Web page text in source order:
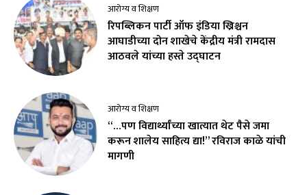
आरोग्य व शिक्षण
रिपब्लिकन पार्टी ऑफ इंडिया ख्रिश्चन
आघाडीच्या दोन शाखेचे केंद्रीय मंत्री रामदास
आठवले यांच्या हस्ते उद्घाटन
आरोग्य व शिक्षण
“…पण विद्यार्थ्यांच्या खात्यात थेट पैसे जमा
करून शालेय साहित्य द्या!” रविराज काळे यांची
मागणी